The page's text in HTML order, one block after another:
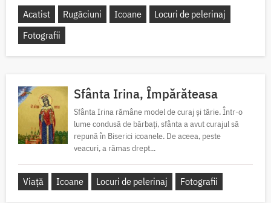
Acatist Rugăciuni Icoane
Locuri de pelerinaj
Fotografii
Sfânta Irina, Împărăteasa
Sfânta Irina rămâne model de curaj și tărie. Într-o
lume condusă de bărbați, sfânta a avut curajul să
repună în Biserici icoanele. De aceea, peste
veacuri, a rămas drept...
Viață Icoane Locuri de pelerinaj Fotografii